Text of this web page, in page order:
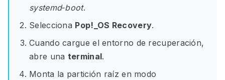
systemd‑boot.
Selecciona Pop!_OS Recovery.
Cuando cargue el entorno de recuperación,
abre una terminal.
Monta la partición raíz en modo